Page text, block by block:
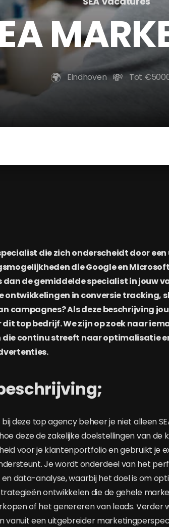
🌍️ Eindhoven 💸 Tot
die zich onderscheidt door
die Google en
dan de gemiddelde specialist in jouw
ontwikkelingen in conversie tracking,
campagnes? Als deze beschrijving
top bedrijf. We zijn op zoek naar
die continu streeft naar optimalisatie
bij deze top agency beheer je niet alleen
deze de zakelijke doelstellingen van
voor je klantenportfolio en gebruikt je
Je wordt onderdeel van het
en data-analyse, waarbij het doel is om
ontwikkelen die de gehele
of het genereren van leads. Verder
vanuit een uitgebreider